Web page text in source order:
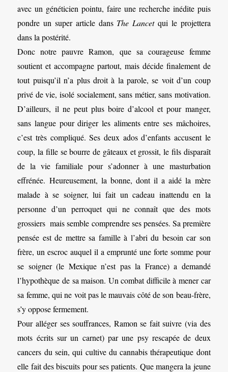
avec un généticien pointu, faire une recherche inédite puis
pondre un super article dans The Lancet qui le projettera
dans la postérité.
Donc notre pauvre Ramon, que sa courageuse femme
soutient et accompagne partout, mais décide finalement de
tout puisqu’il n’a plus droit à la parole, se voit d’un coup
privé de vie, isolé socialement, sans métier, sans motivation.
D’ailleurs, il ne peut plus boire d’alcool et pour manger,
sans langue pour diriger les aliments entre ses mâchoires,
c’est très compliqué. Ses deux ados d’enfants accusent le
coup, la fille se bourre de gâteaux et grossit, le fils disparaît
de la vie familiale pour s’adonner à une masturbation
effrénée. Heureusement, la bonne, dont il a aidé la mère
malade à se soigner, lui fait un cadeau inattendu en la
personne d’un perroquet qui ne connaît que des mots
grossiers mais semble comprendre ses pensées. Sa première
pensée est de mettre sa famille à l’abri du besoin car son
frère, un escroc auquel il a emprunté une forte somme pour
se soigner (le Mexique n’est pas la France) a demandé
l’hypothèque de sa maison. Un combat difficile à mener car
sa femme, qui ne voit pas le mauvais côté de son beau-frère,
s’y oppose fermement.
Pour alléger ses souffrances, Ramon se fait suivre (via des
mots écrits sur un carnet) par une psy rescapée de deux
cancers du sein, qui cultive du cannabis thérapeutique dont
elle fait des biscuits pour ses patients. Que mangera la jeune